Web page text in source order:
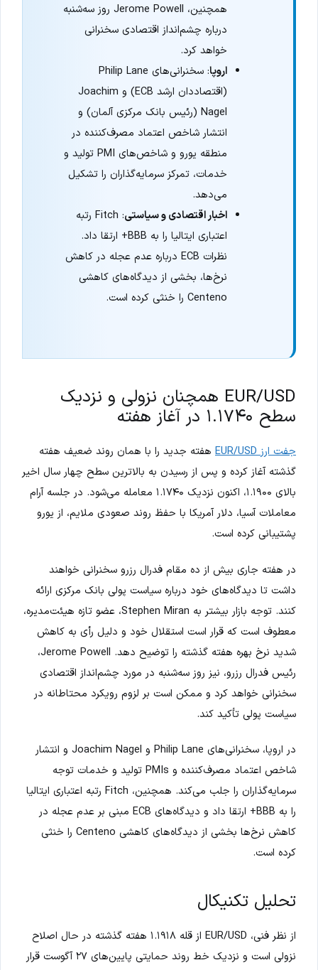
همچنین، Jerome Powell روز سه‌شنبه
درباره چشم‌انداز اقتصادی سخنرانی
خواهد کرد.
اروپا
: سخنرانی‌های Philip Lane
(اقتصاددان ارشد ECB) و Joachim
Nagel (رئیس بانک مرکزی آلمان) و
انتشار شاخص اعتماد مصرف‌کننده در
منطقه یورو و شاخص‌های PMI تولید و
خدمات، تمرکز سرمایه‌گذاران را تشکیل
می‌دهد.
اخبار اقتصادی و سیاستی
: Fitch رتبه
اعتباری ایتالیا را به BBB+ ارتقا داد.
نظرات ECB درباره عدم عجله در کاهش
نرخ‌ها، بخشی از دیدگاه‌های کاهشی
Centeno را خنثی کرده است.
EUR/USD همچنان نزولی و نزدیک
سطح ۱.۱۷۴۰ در آغاز هفته
جفت ارز EUR/USD
هفته جدید را با همان روند ضعیف هفته
گذشته آغاز کرده و پس از رسیدن به بالاترین سطح چهار سال اخیر
بالای ۱.۱۹۰۰، اکنون نزدیک ۱.۱۷۴۰ معامله می‌شود. در جلسه آرام
معاملات آسیا، دلار آمریکا با حفظ روند صعودی ملایم، از یورو
پشتیبانی کرده است.
در هفته جاری بیش از ده مقام فدرال رزرو سخنرانی خواهند
داشت تا دیدگاه‌های خود درباره سیاست پولی بانک مرکزی ارائه
کنند. توجه بازار بیشتر به Stephen Miran، عضو تازه هیئت‌مدیره،
معطوف است که قرار است استقلال خود و دلیل رأی به کاهش
شدید نرخ بهره هفته گذشته را توضیح دهد. Jerome Powell،
رئیس فدرال رزرو، نیز روز سه‌شنبه در مورد چشم‌انداز اقتصادی
سخنرانی خواهد کرد و ممکن است بر لزوم رویکرد محتاطانه در
سیاست پولی تأکید کند.
در اروپا، سخنرانی‌های Philip Lane و Joachim Nagel و انتشار
شاخص اعتماد مصرف‌کننده و PMIs تولید و خدمات توجه
سرمایه‌گذاران را جلب می‌کند. همچنین، Fitch رتبه اعتباری ایتالیا
را به BBB+ ارتقا داد و دیدگاه‌های ECB مبنی بر عدم عجله در
کاهش نرخ‌ها بخشی از دیدگاه‌های کاهشی Centeno را خنثی
کرده است.
تحلیل تکنیکال
از نظر فنی، EUR/USD از قله ۱.۱۹۱۸ هفته گذشته در حال اصلاح
نزولی است و نزدیک خط روند حمایتی پایین‌های ۲۷ آگوست قرار